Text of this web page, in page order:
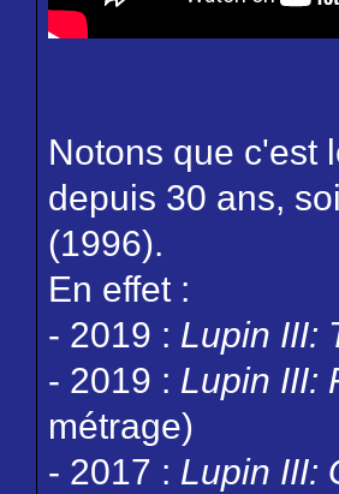
Notons que c'est
depuis 30 ans,
(1996).
En effet :
- 2019 : Lupin III:
- 2019 : Lupin III:
métrage)
- 2017 : Lupin III: